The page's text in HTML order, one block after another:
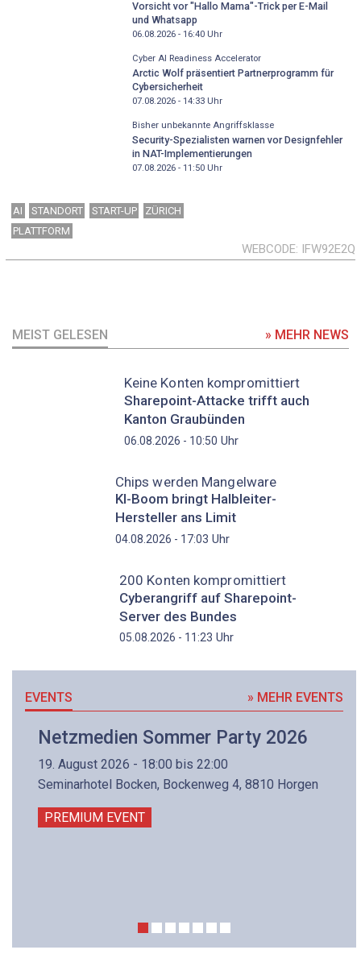
Vorsicht vor "Hallo Mama"-Trick per E-Mail
und Whatsapp
06.08.2026 - 16:40Uhr
Cyber AI Readiness Accelerator
Arctic Wolf präsentiert Partnerprogramm für
Cybersicherheit
07.08.2026 - 14:33Uhr
Bisher unbekannte Angriffsklasse
Security-Spezialisten warnen vor Designfehler
in NAT-Implementierungen
07.08.2026 - 11:50Uhr
AI STANDORT START-UP
ZÜRICH
PLATTFORM
WEBCODE IFW92E2Q
MEIST GELESEN » MEHR NEWS
Keine Konten kompromittiert
Sharepoint-Attacke trifft auch
Kanton Graubünden
06.08.2026 - 10:50 Uhr
Chips werden Mangelware
KI-Boom bringt Halbleiter-
Hersteller ans Limit
04.08.2026 - 17:03 Uhr
200 Konten kompromittiert
Cyberangriff auf Sharepoint-
Server des Bundes
05.08.2026 - 11:23 Uhr
EVENTS » MEHR EVENTS
Netzmedien Sommer Party 2026
19. August 2026 - 18:00 bis 22:00
Seminarhotel Bocken, Bockenweg 4, 8810 Horgen
PREMIUM EVENT